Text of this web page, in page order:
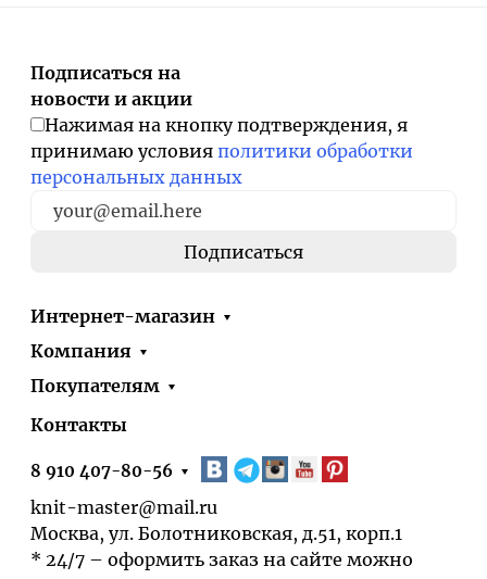
Подписаться на
новости и акции
Нажимая на кнопку подтверждения, я
принимаю условия политики обработки
персональных данных
Интернет-магазин
Компания
Покупателям
Контакты
8 910 407-80-56
knit-master@mail.ru
Москва, ул. Болотниковская, д.51, корп.1
* 24/7 – оформить заказ на сайте можно